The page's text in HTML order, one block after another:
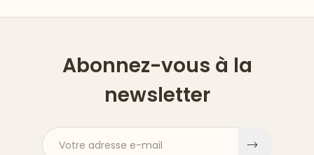
Abonnez-vous à la
newsletter
Votre adresse e-mail